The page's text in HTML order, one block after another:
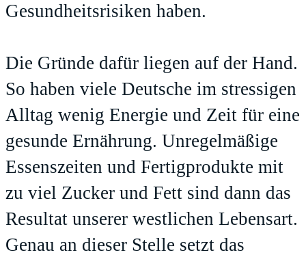
Gesundheitsrisiken haben.
Die Gründe dafür liegen auf der Hand.
So haben viele Deutsche im stressigen
Alltag wenig Energie und Zeit für eine
gesunde Ernährung. Unregelmäßige
Essenszeiten und Fertigprodukte mit
zu viel Zucker und Fett sind dann das
Resultat unserer westlichen Lebensart.
Genau an dieser Stelle setzt das